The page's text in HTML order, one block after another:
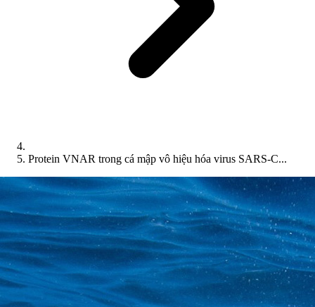
Protein VNAR trong cá mập vô hiệu hóa virus SARS-C...